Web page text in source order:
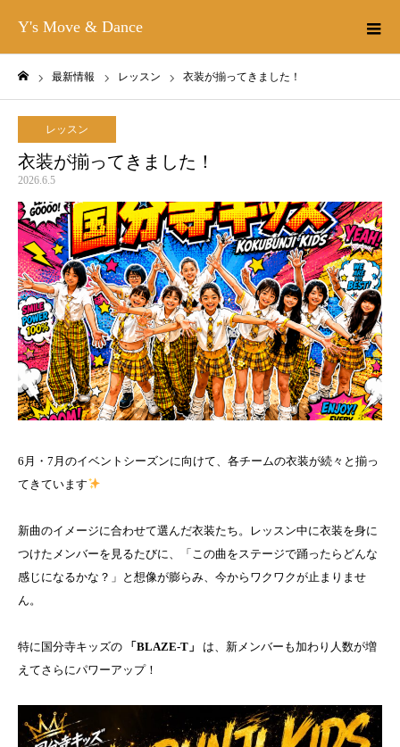
Y's Move & Dance
最新情報 レッスン 衣装が揃ってきました！
レッスン
衣装が揃ってきました！
2026.6.5
6月・7月のイベントシーズンに向けて、各チームの衣装が続々と揃っ
てきています
新曲のイメージに合わせて選んだ衣装たち。レッスン中に衣装を身に
つけたメンバーを見るたびに、「この曲をステージで踊ったらどんな
感じになるかな？」と想像が膨らみ、今からワクワクが止まりませ
ん。
特に国分寺キッズの 「BLAZE-T」
は、新メンバーも加わり人数が増
えてさらにパワーアップ！